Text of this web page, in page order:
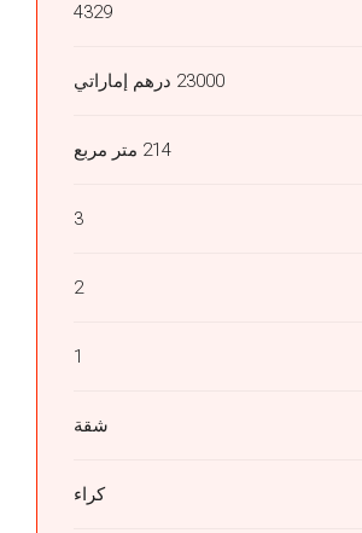
4329
23000 درهم إماراتي
214 متر مربع
3
2
1
شقة
كراء